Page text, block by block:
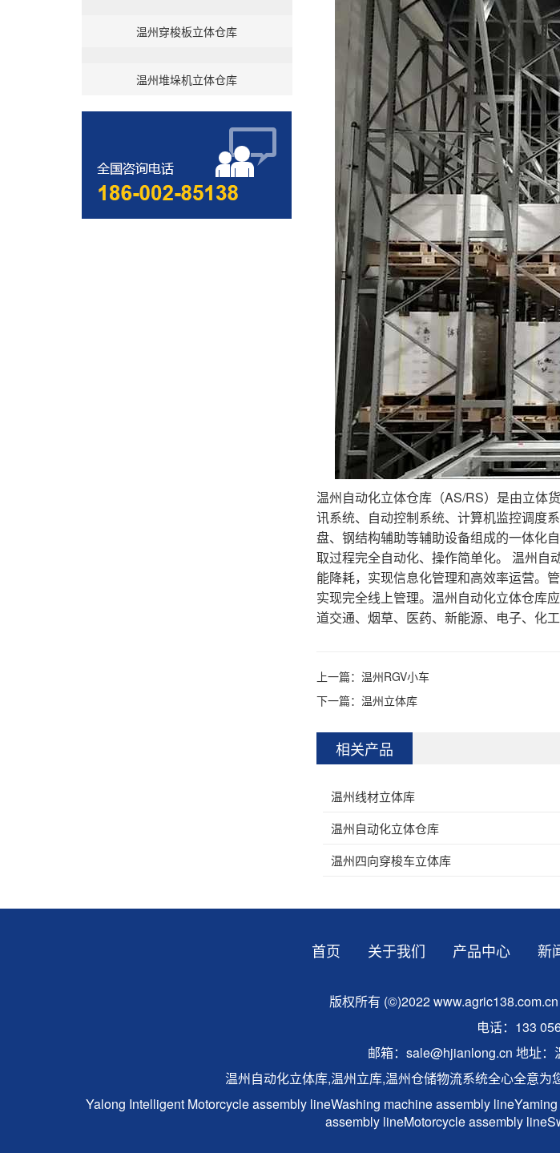
温州穿梭板立体仓库
温州堆垛机立体仓库
温州自动化立体仓库（AS/RS）是由立体
讯系统、自动控制系统、计算机监控调度
盘、钢结构辅助等辅助设备组成的一体化
取过程完全自动化、操作简单化。 温州自
能降耗，实现信息化管理和高效率运营。
实现完全线上管理。温州自动化立体仓库
道交通、烟草、医药、新能源、电子、化
上一篇： 温州RGV小车
下一篇： 温州立体库
相关产品
温州线材立体库
温州自动化立体仓库
温州四向穿梭车立体库
首页 关于我们 产品中心 新
版权所有 (©)2022
电话：133
邮箱：sale@hjianlong.cn 地址
温州自动化立体库,温州立库,温州仓储物流系统全心全意为
Yalong Intelligent Motorcycle assembly lineWashing machine assembly line
assembly lineMotorcycle assembly line